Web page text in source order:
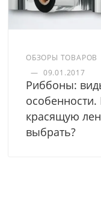
ОБЗОРЫ ТОВАРОВ
— 09.01.2017
Риббоны:
красящую
выбрать?